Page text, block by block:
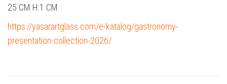
25 CM H:1 CM
https://yasarartglass.com/e-katalog/gastronomy-
presentation-collection-2026/